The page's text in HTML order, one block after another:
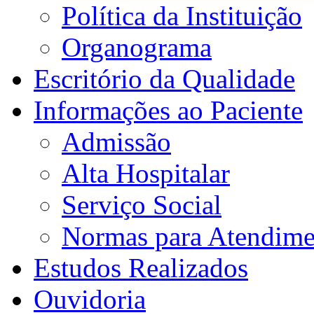
Política da Instituição
Organograma
Escritório da Qualidade
Informações ao Paciente
Admissão
Alta Hospitalar
Serviço Social
Normas para
Estudos Realizados
Ouvidoria